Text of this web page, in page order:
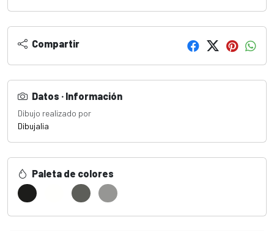
Compartir
Datos · Información
Dibujo realizado por
Dibujalia
Paleta de colores